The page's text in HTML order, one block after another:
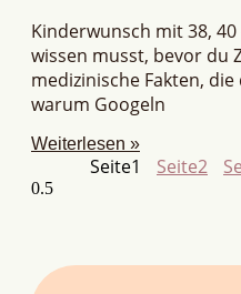
Kinderwunsch mit 38,
wissen musst, bevor du
medizinische Fakten,
warum Googeln
Weiterlesen »
Seite1 Seite2